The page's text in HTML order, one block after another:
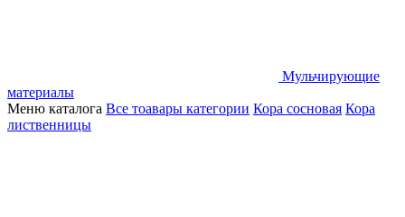
Мульчирующие
материалы
Меню каталога Все тоавары категории Кора сосновая Кора
лиственницы